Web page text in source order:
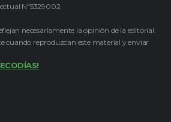
Nº5329002
necesariamente la opinión de la editorial.
cuando reproduzcan este material y enviar